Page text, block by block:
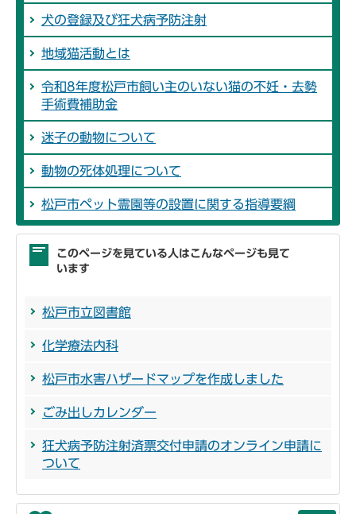
犬の登録及び狂犬病予防注射
地域猫活動とは
令和8年度松戸市飼い主のいない猫の不妊・去勢
手術費補助金
迷子の動物について
動物の死体処理について
松戸市ペット霊園等の設置に関する指導要綱
このページを見ている人はこんなページも見て
います
松戸市立図書館
化学療法内科
松戸市水害ハザードマップを作成しました
ごみ出しカレンダー
狂犬病予防注射済票交付申請のオンライン申請に
ついて